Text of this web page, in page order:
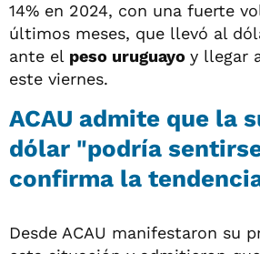
14% en 2024, con una fuerte
últimos meses, que llevó al
ante el peso uruguayo y llegar
este viernes.
ACAU admite que la
dólar "podría
confirma la
Desde ACAU manifestaron su